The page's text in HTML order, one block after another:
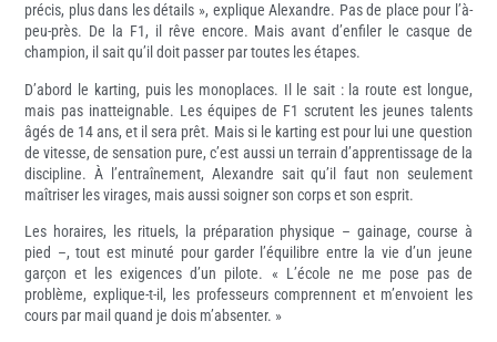
précis, plus dans les détails », explique Alexandre. Pas de place pour l’à-
peu-près. De la F1, il rêve encore. Mais avant d’enfiler le casque de
champion, il sait qu’il doit passer par toutes les étapes.
D’abord le karting, puis les monoplaces. Il le sait : la route est longue,
mais pas inatteignable. Les équipes de F1 scrutent les jeunes talents
âgés de 14 ans, et il sera prêt. Mais si le karting est pour lui une question
de vitesse, de sensation pure, c’est aussi un terrain d’apprentissage de la
discipline. À l’entraînement, Alexandre sait qu’il faut non seulement
maîtriser les virages, mais aussi soigner son corps et son esprit.
Les horaires, les rituels, la préparation physique – gainage, course à
pied –, tout est minuté pour garder l’équilibre entre la vie d’un jeune
garçon et les exigences d’un pilote. « L’école ne me pose pas de
problème, explique-t-il, les professeurs comprennent et m’envoient les
cours par mail quand je dois m’absenter. »